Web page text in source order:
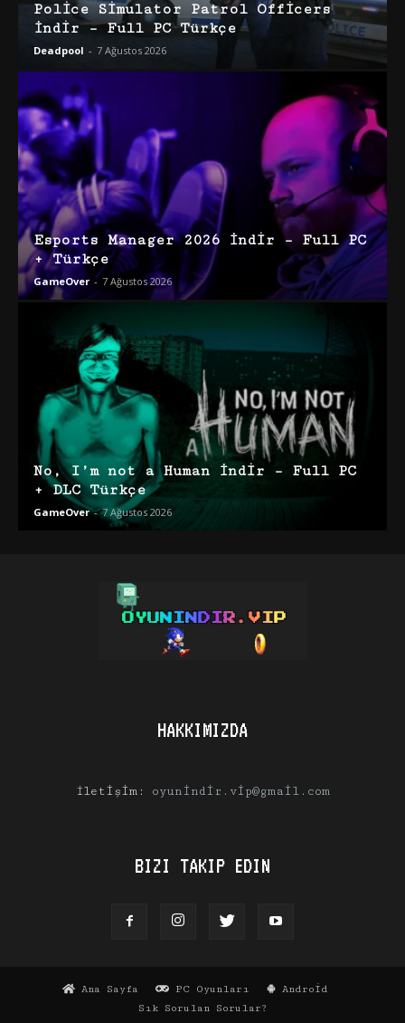
Police Simulator Patrol Officers
İndir – Full PC Türkçe
Deadpool - 7 Ağustos 2026
Esports Manager 2026 İndir – Full PC
+ Türkçe
GameOver - 7 Ağustos 2026
No, I’m not a Human İndir – Full PC
+ DLC Türkçe
GameOver - 7 Ağustos 2026
HAKKIMIZDA
İletişim: oyunindir.vip@gmail.com
BIZI TAKIP EDIN
Ana Sayfa PC Oyunları
Android
Sık Sorulan Sorular?